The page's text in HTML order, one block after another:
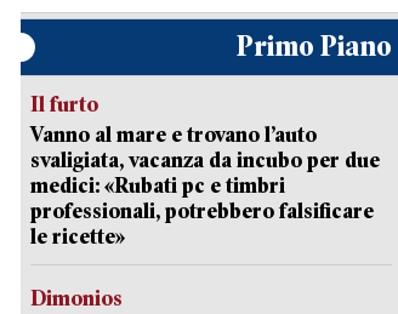
Primo Piano
Il furto
Vanno al mare e trovano l’auto
svaligiata, vacanza da incubo per due
medici: «Rubati pc e timbri
professionali, potrebbero falsificare
le ricette»
Dimonios